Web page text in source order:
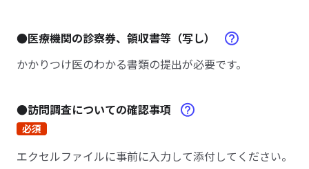
●医療機関の診察券、領収書等（写し）
かかりつけ医のわかる書類の提出が必要です。
●訪問調査についての確認事項
必須
エクセルファイルに事前に入力して添付してください。